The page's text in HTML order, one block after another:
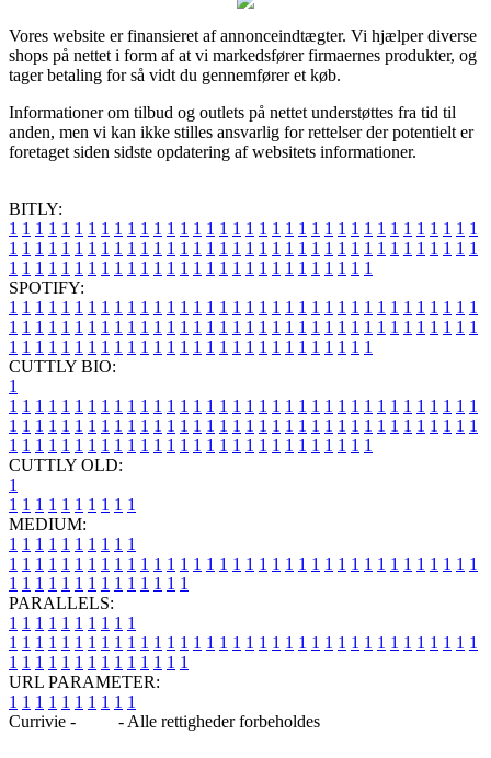
Vores website er finansieret af annonceindtægter. Vi hjælper diverse
shops på nettet i form af at vi markedsfører firmaernes produkter, og
tager betaling for så vidt du gennemfører et køb.
Informationer om tilbud og outlets på nettet understøttes fra tid til
anden, men vi kan ikke stilles ansvarlig for rettelser der potentielt er
foretaget siden sidste opdatering af websitets informationer.
BITLY:
1 1 1 1 1 1 1 1 1 1 1 1 1 1 1 1 1 1 1 1 1 1 1 1 1 1 1 1 1 1 1 1 1 1 1 1
1 1 1 1 1 1 1 1 1 1 1 1 1 1 1 1 1 1 1 1 1 1 1 1 1 1 1 1 1 1 1 1 1 1 1 1
1 1 1 1 1 1 1 1 1 1 1 1 1 1 1 1 1 1 1 1 1 1 1 1 1 1 1 1
SPOTIFY:
1 1 1 1 1 1 1 1 1 1 1 1 1 1 1 1 1 1 1 1 1 1 1 1 1 1 1 1 1 1 1 1 1 1 1 1
1 1 1 1 1 1 1 1 1 1 1 1 1 1 1 1 1 1 1 1 1 1 1 1 1 1 1 1 1 1 1 1 1 1 1 1
1 1 1 1 1 1 1 1 1 1 1 1 1 1 1 1 1 1 1 1 1 1 1 1 1 1 1 1
CUTTLY BIO:
1
1 1 1 1 1 1 1 1 1 1 1 1 1 1 1 1 1 1 1 1 1 1 1 1 1 1 1 1 1 1 1 1 1 1 1 1
1 1 1 1 1 1 1 1 1 1 1 1 1 1 1 1 1 1 1 1 1 1 1 1 1 1 1 1 1 1 1 1 1 1 1 1
1 1 1 1 1 1 1 1 1 1 1 1 1 1 1 1 1 1 1 1 1 1 1 1 1 1 1 1
CUTTLY OLD:
1
1 1 1 1 1 1 1 1 1 1
MEDIUM:
1 1 1 1 1 1 1 1 1 1
1 1 1 1 1 1 1 1 1 1 1 1 1 1 1 1 1 1 1 1 1 1 1 1 1 1 1 1 1 1 1 1 1 1 1 1
1 1 1 1 1 1 1 1 1 1 1 1 1 1
PARALLELS:
1 1 1 1 1 1 1 1 1 1
1 1 1 1 1 1 1 1 1 1 1 1 1 1 1 1 1 1 1 1 1 1 1 1 1 1 1 1 1 1 1 1 1 1 1 1
1 1 1 1 1 1 1 1 1 1 1 1 1 1
URL PARAMETER:
1 1 1 1 1 1 1 1 1 1
Currivie -
- Alle rettigheder forbeholdes